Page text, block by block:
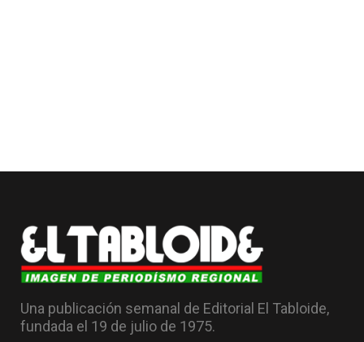
Una publicación semanal de Editorial El Tabloide,
fundada el 19 de julio de 1975.